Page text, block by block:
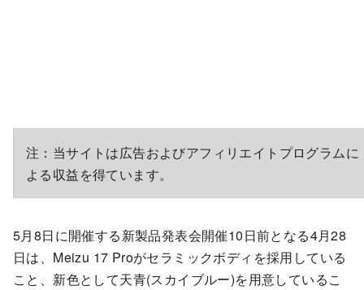
注：当サイトは広告およびアフィリエイトプログラムに
よる収益を得ています。
5月8日に開催する新製品発表会開催10日前となる4月28
日は、Meizu 17 Proがセラミックボディを採用している
こと、新色として天青(スカイブルー)を用意しているこ